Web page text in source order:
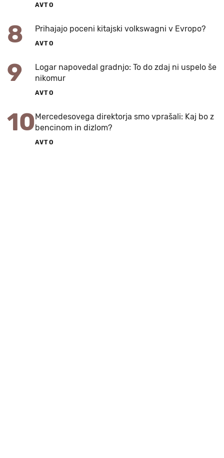
AVTO
8 Prihajajo poceni kitajski volkswagni v Evropo?
AVTO
9
Logar napovedal gradnjo: To do zdaj ni uspelo še
nikomur
AVTO
10 Mercedesovega direktorja smo vprašali: Kaj bo z
bencinom in dizlom?
AVTO